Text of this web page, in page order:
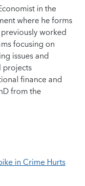
in the
where he forms
worked
focusing on
issues and
projects
finance and
from the
in Crime Hurts